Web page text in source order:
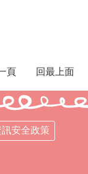
頁 回最上面
訊安全政策